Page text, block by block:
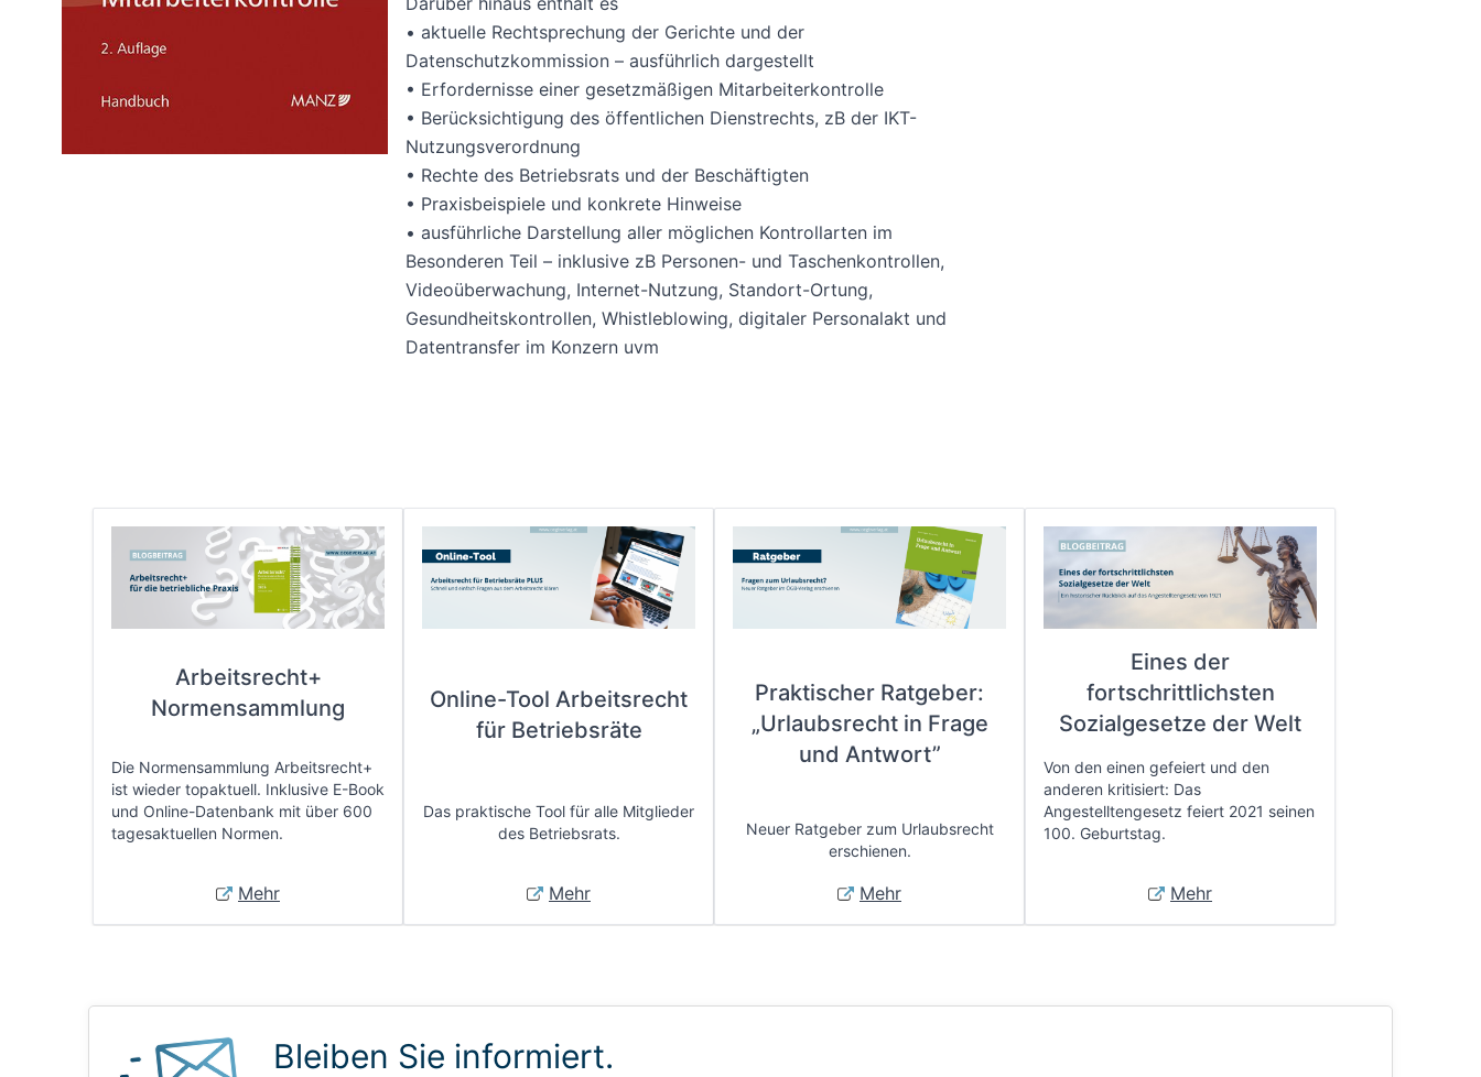
• aktuelle Rechtsprechung der Gerichte und der
Datenschutzkommission – ausführlich dargestellt
• Erfordernisse einer gesetzmäßigen Mitarbeiterkontrolle
• Berücksichtigung des öffentlichen Dienstrechts, zB der IKT-
Nutzungsverordnung
• Rechte des Betriebsrats und der Beschäftigten
• Praxisbeispiele und konkrete Hinweise
• ausführliche Darstellung aller möglichen Kontrollarten im
Besonderen Teil – inklusive zB Personen- und Taschenkontrollen,
Videoüberwachung, Internet-Nutzung, Standort-Ortung,
Gesundheitskontrollen, Whistleblowing, digitaler Personalakt und
Datentransfer im Konzern uvm
Arbeitsrecht+
Normensammlung
Die Normensammlung Arbeitsrecht+
ist wieder topaktuell. Inklusive E-Book
und Online-Datenbank mit über 600
tagesaktuellen Normen.
Mehr
Online-Tool Arbeitsrecht
für Betriebsräte
Das praktische Tool für alle Mitglieder
des Betriebsrats.
Mehr
Praktischer Ratgeber:
„Urlaubsrecht in Frage
und Antwort”
Neuer Ratgeber zum Urlaubsrecht
erschienen.
Mehr
Eines der
fortschrittlichsten
Sozialgesetze der Welt
Von den einen gefeiert und den
anderen kritisiert: Das
Angestelltengesetz feiert 2021 seinen
100. Geburtstag.
Mehr
Bleiben Sie informiert.